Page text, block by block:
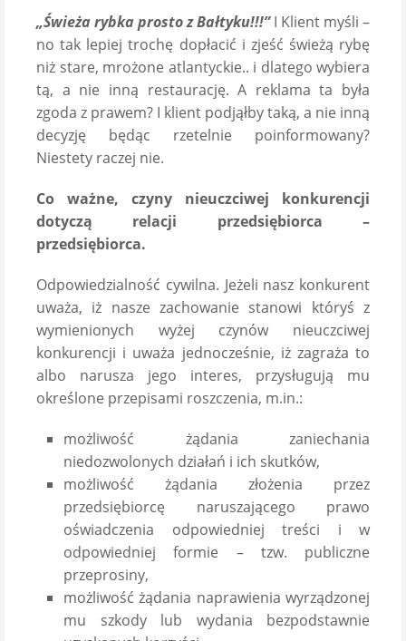
„Świeża rybka prosto z Bałtyku!!!”I Klient myśli –
no tak lepiej trochę dopłacić i zjeść świeżą rybę
niż stare, mrożone atlantyckie.. i dlatego wybiera
tą, a nie inną restaurację. A reklama ta była
zgoda z prawem? I klient podjąłby taką, a nie inną
decyzję będąc rzetelnie poinformowany?
Niestety raczej nie.
Co ważne, czyny nieuczciwej konkurencji
dotyczą relacji przedsiębiorca –
przedsiębiorca.
Odpowiedzialność cywilna. Jeżeli nasz konkurent
uważa, iż nasze zachowanie stanowi któryś z
wymienionych wyżej czynów nieuczciwej
konkurencji i uważa jednocześnie, iż zagraża to
albo narusza jego interes, przysługują mu
określone przepisami roszczenia, m.in.:
możliwość żądania zaniechania
niedozwolonych działań i ich skutków,
możliwość żądania złożenia przez
przedsiębiorcę naruszającego prawo
oświadczenia odpowiedniej treści i w
odpowiedniej formie – tzw. publiczne
przeprosiny,
możliwość żądania naprawienia wyrządzonej
mu szkody lub wydania bezpodstawnie